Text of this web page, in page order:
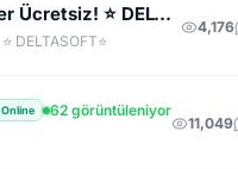
✅ SULTANKO.COM ✅ Yeni Kayıtlara 2 Gün 500x Drop Bonus! ✅⭐ Pk Farm Server Ücretsiz! ⭐ DELTASOFT⭐
DELTASOFT⭐
4,176
62 görüntüleniyor
11,049